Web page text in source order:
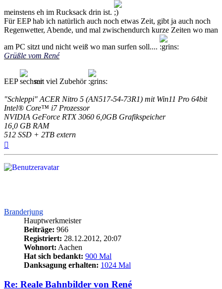
meinstens eh im Rucksack drin ist.
Für EEP hab ich natürlich auch noch etwas Zeit, gibt ja auch noch
Regenwetter, Abende, und mal zwischendurch kurze Zeiten wo man
am PC sitzt und nicht weiß wo man surfen soll....
Grüßle vom René
EEP mit viel Zubehör
"Schleppi" ACER Nitro 5 (AN517-54-73R1) mit Win11 Pro 64bit
Intel® Core™ i7 Prozessor
NVIDIA GeForce RTX 3060 6,0GB Grafikspeicher
16,0 GB RAM
512 SSD + 2TB extern
Branderjung
Hauptwerkmeister
Beiträge: 966
Registriert: 28.12.2012, 20:07
Wohnort: Aachen
Hat sich bedankt: 900 Mal
Danksagung erhalten: 1024 Mal
Re: Reale Bahnbilder von René